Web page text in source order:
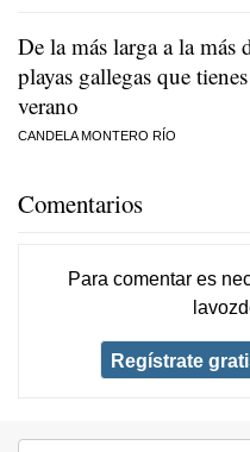
De la más larga a la más
playas gallegas que
verano
CANDELA MONTERO RÍO
Comentarios
Para comentar es
Regístrate